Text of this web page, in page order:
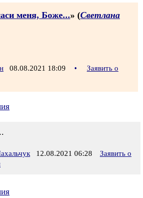
меня, Боже...» (Светлана
08.08.2021 18:09 •
Заявить о
12.08.2021 06:28
Заявить о